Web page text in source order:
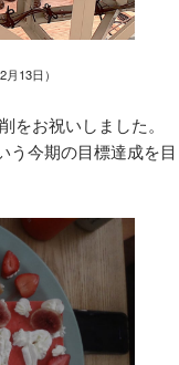
13日）
をお祝いしました。
う今期の目標達成を目